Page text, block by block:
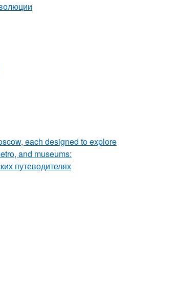
each designed to explore
and museums:
путеводителях